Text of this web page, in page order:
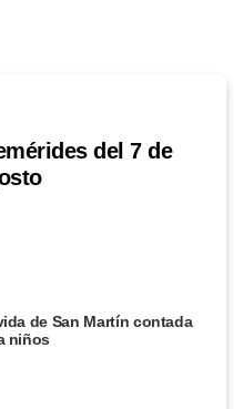
del 7 de
de San Martín contada
niños